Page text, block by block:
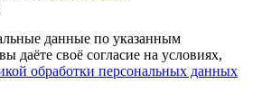
данные по указанным
даёте своё согласие на условиях,
обработки персональных данных